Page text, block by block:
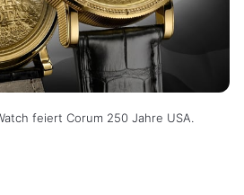
feiert Corum 250 Jahre USA.